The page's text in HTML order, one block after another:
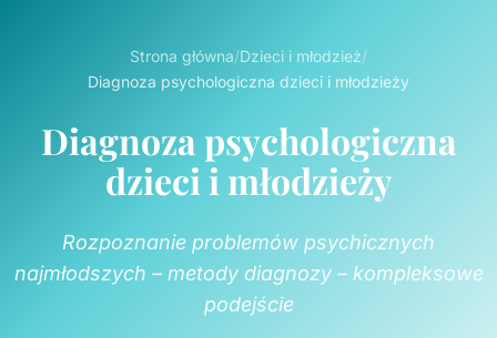
Strona główna/Dzieci i młodzież/
Diagnoza psychologiczna dzieci i młodzieży
Diagnoza psychologiczna
dzieci i młodzieży
Rozpoznanie problemów psychicznych
najmłodszych – metody diagnozy – kompleksowe
podejście